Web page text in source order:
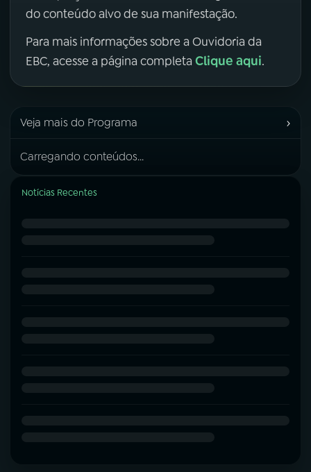
do conteúdo alvo de sua manifestação.
Para mais informações sobre a Ouvidoria da
EBC, acesse a página completa Clique aqui.
Veja mais do Programa ›
Carregando conteúdos...
Notícias Recentes